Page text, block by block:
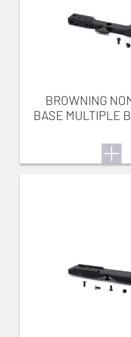
BROWNING
BASE MULTIPLE